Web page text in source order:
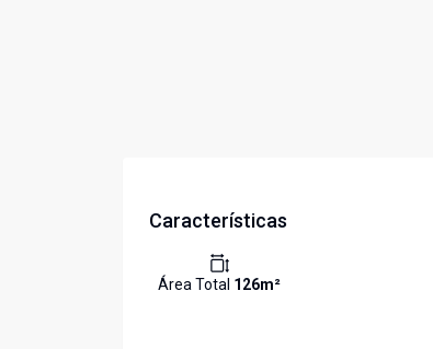
Características
Área Total 126m²